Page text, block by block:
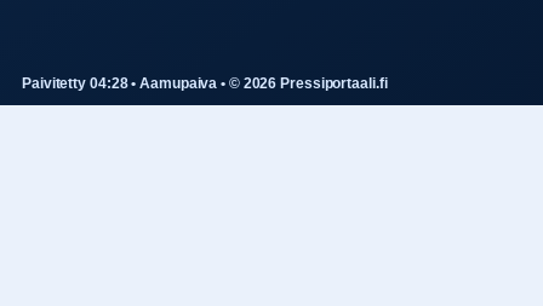
Paivitetty 04:28 • Aamupaiva • © 2026 Pressiportaali.fi